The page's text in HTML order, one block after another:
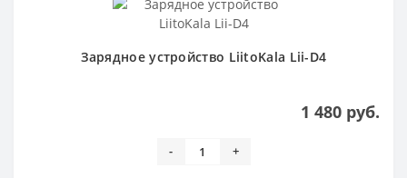
Зарядное устройство LiitoKala Lii-D4
1 480 руб.
- +